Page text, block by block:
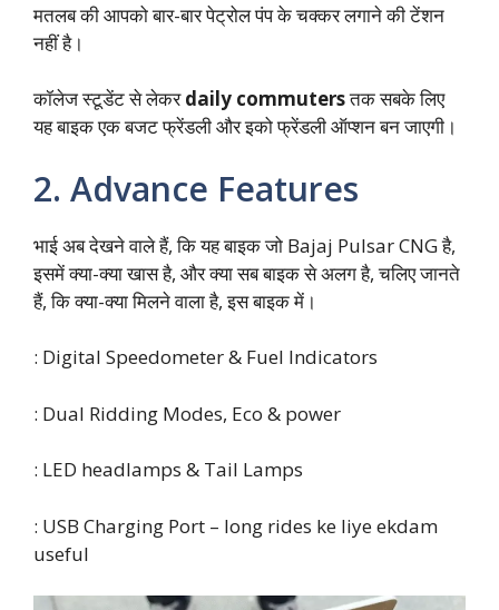
मतलब की आपको बार-बार पेट्रोल पंप के चक्कर लगाने की टेंशन
नहीं है।
कॉलेज स्टूडेंट से लेकरdaily commutersतक सबके लिए
यह बाइक एक बजट फ्रेंडली और इको फ्रेंडली ऑप्शन बन जाएगी।
2. Advance Features
भाई अब देखने वाले हैं, कि यह बाइक जो Bajaj Pulsar CNG है,
इसमें क्या-क्या खास है, और क्या सब बाइक से अलग है, चलिए जानते
हैं, कि क्या-क्या मिलने वाला है, इस बाइक में।
: Digital Speedometer & Fuel Indicators
: Dual Ridding Modes, Eco & power
: LED headlamps & Tail Lamps
: USB Charging Port – long rides ke liye ekdam
useful